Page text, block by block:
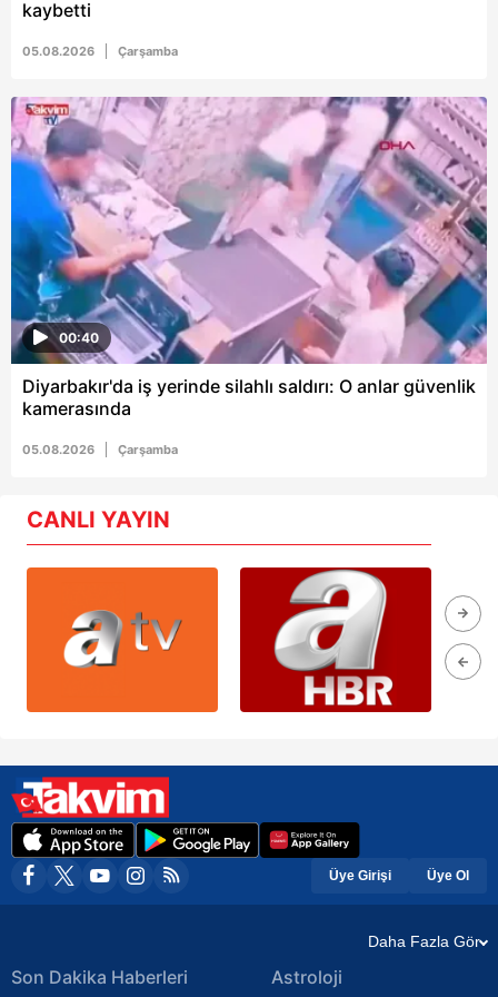
kaybetti
05.08.2026 Çarşamba
00:40
Diyarbakır'da iş yerinde silahlı saldırı: O anlar güvenlik
kamerasında
05.08.2026 Çarşamba
CANLI YAYIN
Üye Girişi Üye Ol
Daha Fazla Gör
Son Dakika Haberleri Astroloji